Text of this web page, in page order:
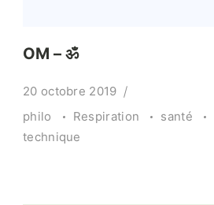
OM – ॐ
20 octobre 2019
philo
Respiration santé
technique